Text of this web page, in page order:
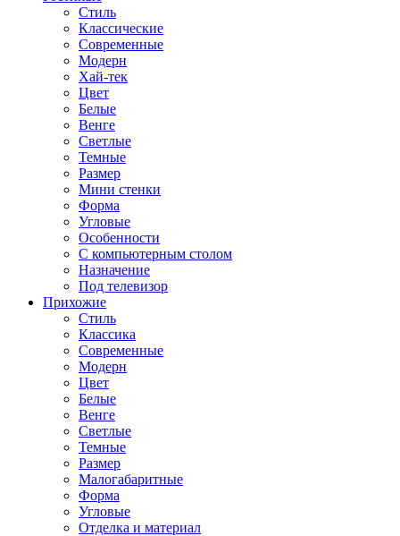
Стиль
Классические
Современные
Модерн
Хай-тек
Цвет
Белые
Венге
Светлые
Темные
Размер
Мини стенки
Форма
Угловые
Особенности
С компьютерным столом
Назначение
Под телевизор
Прихожие
Стиль
Классика
Современные
Модерн
Цвет
Белые
Венге
Светлые
Темные
Размер
Малогабаритные
Форма
Угловые
Отделка и материал